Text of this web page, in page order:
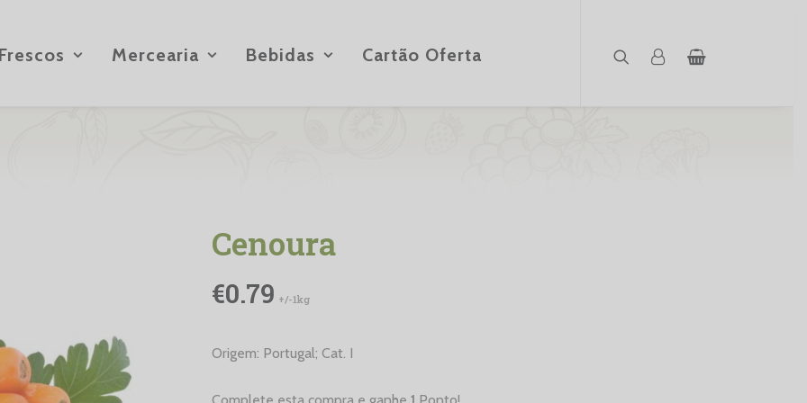
Mercearia Bebidas Cartão Oferta
Cenoura
€0.79 +/-1kg
Origem: Portugal; Cat. I